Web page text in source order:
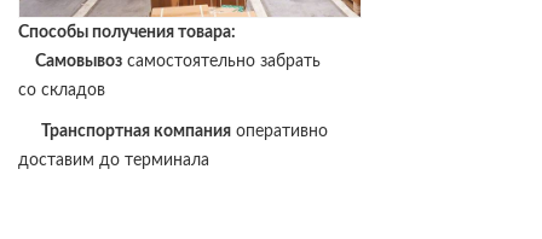
Способы получения товара:
Самовывоз самостоятельно забрать
со складов
Транспортная компания оперативно
доставим до терминала